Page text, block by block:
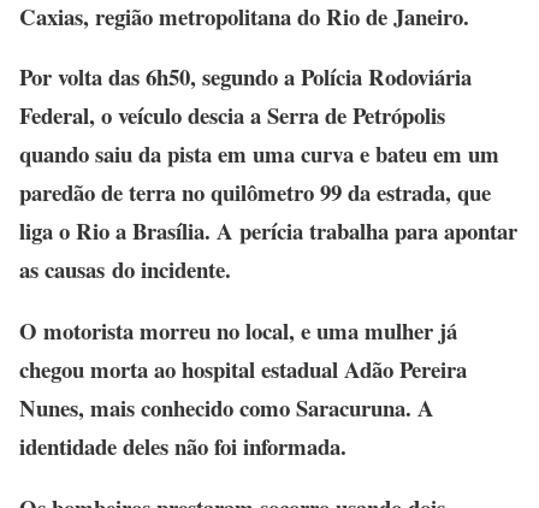
Caxias, região metropolitana do Rio de Janeiro.
Por volta das 6h50, segundo a Polícia Rodoviária
Federal, o veículo descia a Serra de Petrópolis
quando saiu da pista em uma curva e bateu em um
paredão de terra no quilômetro 99 da estrada, que
liga o Rio a Brasília. A perícia trabalha para apontar
as causas do incidente.
O motorista morreu no local, e uma mulher já
chegou morta ao hospital estadual Adão Pereira
Nunes, mais conhecido como Saracuruna. A
identidade deles não foi informada.